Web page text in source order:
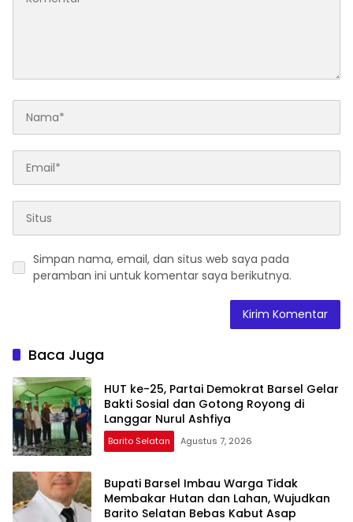
Simpan nama, email, dan situs web saya pada
peramban ini untuk komentar saya berikutnya.
Baca Juga
HUT ke-25, Partai Demokrat Barsel Gelar
Bakti Sosial dan Gotong Royong di
Langgar Nurul Ashfiya
Barito Selatan Agustus 7, 2026
Bupati Barsel Imbau Warga Tidak
Membakar Hutan dan Lahan, Wujudkan
Barito Selatan Bebas Kabut Asap